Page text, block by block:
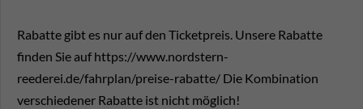
Rabatte gibt es nur auf den Ticketpreis. Unsere Rabatte
finden Sie auf https://www.nordstern-
reederei.de/fahrplan/preise-rabatte/ Die Kombination
verschiedener Rabatte ist nicht möglich!